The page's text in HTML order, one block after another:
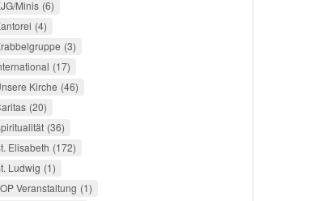
Minis 6
4
3
17
Kirche 46
20
36
Elisabeth 172
Ludwig 1
Veranstaltung 1